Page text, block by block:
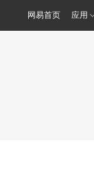
网易首页 应用